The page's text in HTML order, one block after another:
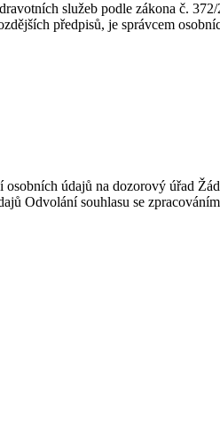
služeb podle zákona č.
předpisů, je správcem
údajů na dozorový úřad
Odvolání souhlasu se